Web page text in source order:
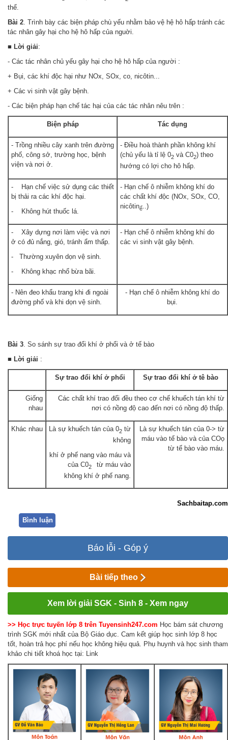
thể.
Bài 2. Trình bày các biện pháp chù yếu nhằm bảo vệ hệ hô hấp tránh các
tác nhân gây hại cho hệ hô hấp của nguời.
■ Lời giải:
- Các tác nhân chủ yếu gây hại cho hệ hô hấp của người :
+ Bụi, các khí độc hại như NOx, SOx, co, nicôtin...
+ Các vi sinh vật gây bệnh.
- Các biện pháp hạn chế tác hại của các tác nhân nêu trên :
Biện pháp Tác dụng
- Trồng nhiều cây xanh trên đường
phố, công sở, trường học, bệnh
viện và nơi ở.
- Điều hoà thành phần không khí
(chủ yếu là tỉ lệ 02 và C02) theo
hướng có lợi cho hô hấp.
- Hạn chế việc sử dụng các thiết
bị thải ra các khí độc hại.
- Không hút thuốc lá.
- Hạn chế ô nhiễm không khí do
các chất khí độc (NOx, SOx, CO,
nicôtinể..)
- Xây dựng nơi làm việc và nơi
ở có đủ nắng, gió, tránh ẩm thấp.
- Thường xuyên dọn vệ sinh.
- Không khạc nhổ bừa bãi.
- Hạn chế ô nhiễm không khí do
các vi sinh vật gây bệnh.
- Nên đeo khẩu trang khi đi ngoài
đường phố và khi dọn vệ sinh.
- Hạn chế ô nhiễm không khí do
bụi.
Bài 3. So sánh sự trao đổi khí ở phổi và ở tế bào
■ Lời giải :
Sự trao đổi khí ở phổi Sự trao đổi khí ở tê bào
Giống
nhau
Các chất khí trao đổi đều theo cơ chế khuếch tán khí từ
nơi có nồng độ cao đến nơi có nồng độ thấp.
Khác nhau Là sự khuếch tán của 02 từ
không
khí ở phế nang vào máu và
của C02
từ máu vào
không khí ở phế nang.
Là sự khuếch tán của 0-> từ
máu vào tế bào và của COọ
từ tế bào vào máu.
Sachbaitap.com
Bình luận
Báo lỗi - Góp ý
Bài tiếp theo
Xem lời giải SGK - Sinh 8 - Xem ngay
>> Học trực tuyến lớp 8 trên Tuyensinh247.com Học bám sát chương
trình SGK mới nhất của Bộ Giáo dục. Cam kết giúp học sinh lớp 8 học
tốt, hoàn trả học phí nếu học không hiệu quả. Phụ huynh và học sinh tham
khảo chi tiết khoá học tại: Link